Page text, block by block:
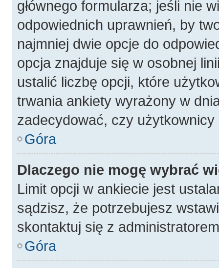
głównego formularza; jeśli nie
odpowiednich uprawnień, by
najmniej dwie opcje do
opcja znajduje się w osobnej
ustalić liczbę opcji, które
trwania ankiety wyrażony w
zadecydować, czy użytkownicy
Góra
Dlaczego nie mogę wybrać
Limit opcji w ankiecie jest
sądzisz, że potrzebujesz
skontaktuj się z
Góra